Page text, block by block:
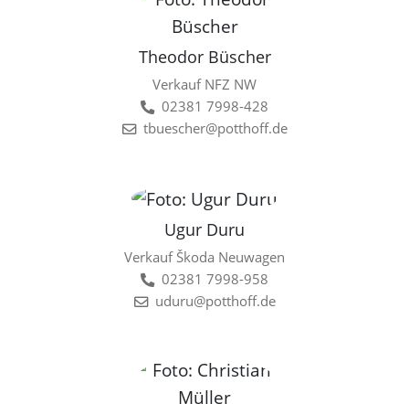
Theodor Büscher
Verkauf NFZ NW
02381 7998-428
tbuescher@potthoff.de
Ugur Duru
Verkauf Škoda Neuwagen
02381 7998-958
uduru@potthoff.de